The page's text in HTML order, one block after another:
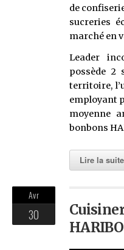
de
sucreries
marché en
Leader
possède 2
territoire,
employant
moyenne
bonbons
Lire la suite
Avr
30